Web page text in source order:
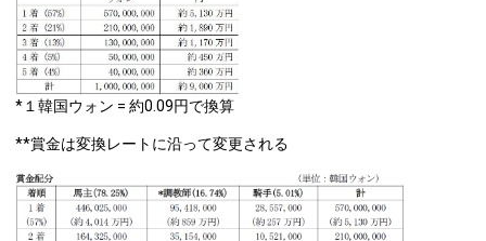
*１韓国ウォン = 約0.09円で換算
**賞金は変換レートに沿って変更される